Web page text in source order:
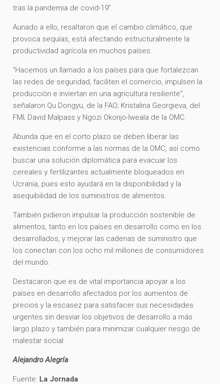
tras la pandemia de covid-19”.
Aunado a ello, resaltaron que el cambio climático, que
provoca sequías, está afectando estructuralmente la
productividad agrícola en muchos países.
“Hacemos un llamado a los países para que fortalezcan
las redes de seguridad, faciliten el comercio, impulsen la
producción e inviertan en una agricultura resiliente”,
señalaron Qu Dongyu, de la FAO; Kristalina Georgieva, del
FMI; David Malpass y Ngozi Okonjo-Iweala de la OMC.
Abunda que en el corto plazo se deben liberar las
existencias conforme a las normas de la OMC, así como
buscar una solución diplomática para evacuar los
cereales y fertilizantes actualmente bloqueados en
Ucrania, pues esto ayudará en la disponibilidad y la
asequibilidad de los suministros de alimentos.
También pidieron impulsar la producción sostenible de
alimentos, tanto en los países en desarrollo como en los
desarrollados, y mejorar las cadenas de suministro que
los conectan con los ocho mil millones de consumidores
del mundo.
Destacaron que es de vital importancia apoyar a los
países en desarrollo afectados por los aumentos de
precios y la escasez para satisfacer sus necesidades
urgentes sin desviar los objetivos de desarrollo a más
largo plazo y también para minimizar cualquier riesgo de
malestar social.
Alejandro Alegría
Fuente: La Jornada